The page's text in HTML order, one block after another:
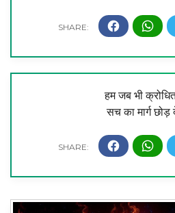
हम जब भी
सच का मार्ग छोड़